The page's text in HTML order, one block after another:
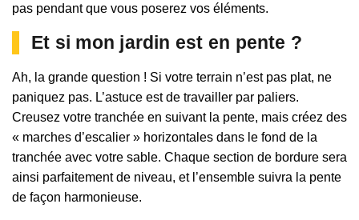
pas pendant que vous poserez vos éléments.
Et si mon jardin est en pente ?
Ah, la grande question ! Si votre terrain n’est pas plat, ne
paniquez pas. L’astuce est de travailler par paliers.
Creusez votre tranchée en suivant la pente, mais créez des
« marches d’escalier » horizontales dans le fond de la
tranchée avec votre sable. Chaque section de bordure sera
ainsi parfaitement de niveau, et l’ensemble suivra la pente
de façon harmonieuse.